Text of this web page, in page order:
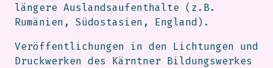
längere Auslandsaufenthalte (z.B.
Rumänien, Südostasien, England).
Veröffentlichungen in den Lichtungen und
Druckwerken des Kärntner Bildungswerkes